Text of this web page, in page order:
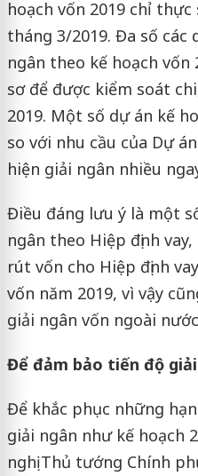
hoạch vốn 2019 chỉ
tháng 3/2019. Đa số
ngân theo kế hoạch vốn
sơ để được kiểm soát
2019. Một số dự án kế
so với nhu cầu của Dự
hiện giải ngân nhiều
Điều đáng lưu ý là một
ngân theo Hiệp định
rút vốn cho Hiệp định
vốn năm 2019, vì vậy
giải ngân vốn ngoài
Để đảm bảo tiến độ
Để khắc phục những
giải ngân như kế hoạch
nghị Thủ tướng Chính